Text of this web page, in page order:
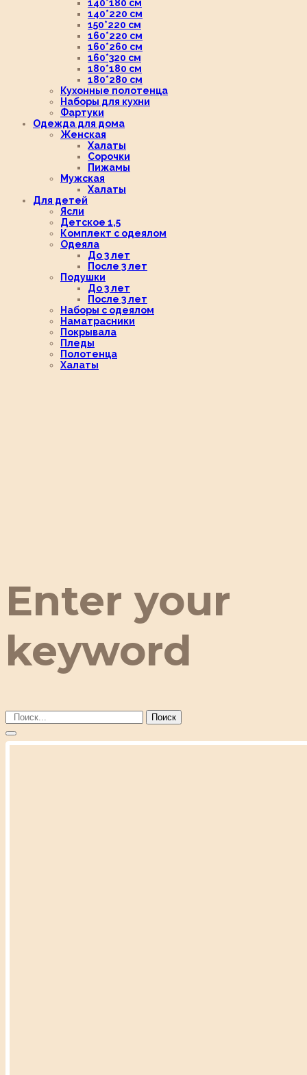
140*180 см
140*220 см
150*220 см
160*220 см
160*260 см
160*320 см
180*180 см
180*280 см
Кухонные полотенца
Наборы для кухни
Фартуки
Одежда для дома
Женская
Халаты
Сорочки
Пижамы
Мужская
Халаты
Для детей
Ясли
Детское 1,5
Комплект с одеялом
Одеяла
До 3 лет
После 3 лет
Подушки
До 3 лет
После 3 лет
Наборы с одеялом
Наматрасники
Покрывала
Пледы
Полотенца
Халаты
Enter your
keyword
Поиск